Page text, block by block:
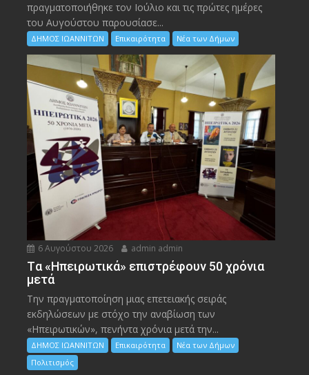
πραγματοποιήθηκε τον Ιούλιο και τις πρώτες ημέρες
του Αυγούστου παρουσίασε...
ΔΗΜΟΣ ΙΩΑΝΝΙΤΩΝ Επικαιρότητα Νέα των Δήμων
6 Αυγούστου 2026 admin admin
Tα «Ηπειρωτικά» επιστρέφουν 50 χρόνια
μετά
Την πραγματοποίηση μιας επετειακής σειράς
εκδηλώσεων με στόχο την αναβίωση των
«Ηπειρωτικών», πενήντα χρόνια μετά την...
ΔΗΜΟΣ ΙΩΑΝΝΙΤΩΝ Επικαιρότητα
Νέα των Δήμων
Πολιτισμός